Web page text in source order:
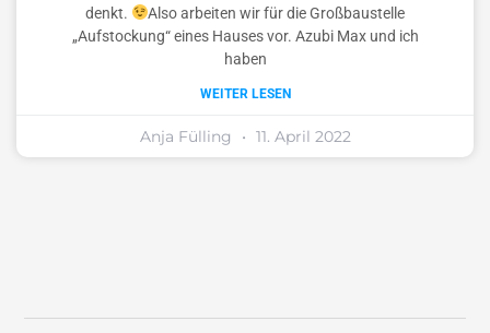
denkt.
Also arbeiten wir für die Großbaustelle
„Aufstockung“ eines Hauses vor. Azubi Max und ich
haben
WEITER LESEN
Anja Fülling 11. April 2022